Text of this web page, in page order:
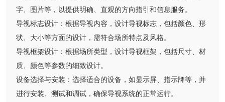
字、图片等，以提供明确、直观的方向指引和信息服务。
导视标志设计：根据导视内容，设计导视标志，包括颜色、形
状、大小等方面的设计，需符合场所特点及风格。
导视框架设计：根据场所类型，设计导视框架，包括尺寸、材
质、颜色等参数的细致设计。
设备选择与安装：选择适合的设备，如显示屏、指示牌等，并
进行安装、测试和调试，确保导视系统的正常运行。